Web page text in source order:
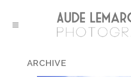
ARCHIVE